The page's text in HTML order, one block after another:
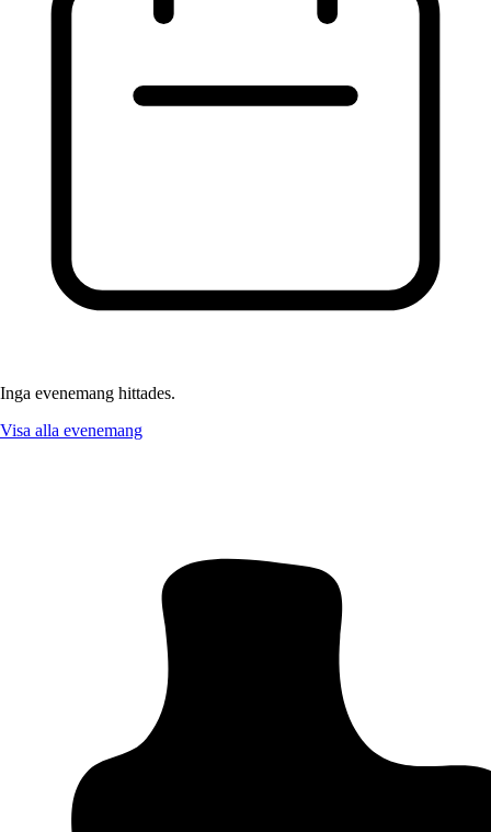
Inga evenemang hittades.
Visa alla evenemang